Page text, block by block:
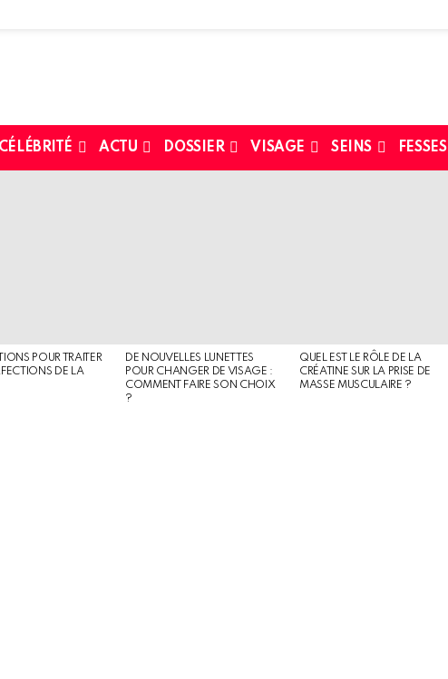
ACTU DOSSIER VISAGE SEINS FESSES
POUR TRAITER
DE LA
DE NOUVELLES LUNETTES
POUR CHANGER DE VISAGE :
COMMENT FAIRE SON CHOIX
?
QUEL EST LE RÔLE DE LA
CRÉATINE SUR LA PRISE DE
MASSE MUSCULAIRE ?